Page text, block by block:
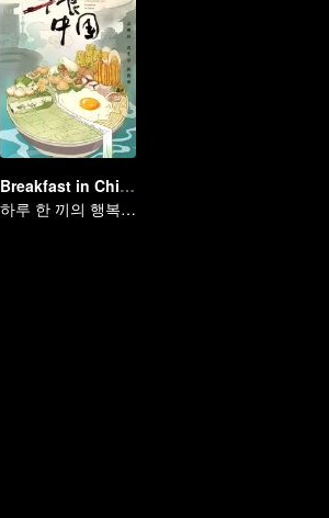
Breakfast in China
하루 한 끼의 행복 기록